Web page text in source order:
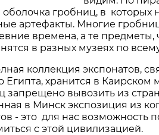
гробниц, в которых
артефакты. Многие
времена, а те
в разных музеях по
коллекция экспонатов,
Египта, хранится в Каирском
запрещено вывозить из
в Минск экспозиция из
- это для нас возможность
с этой цивилизацией.